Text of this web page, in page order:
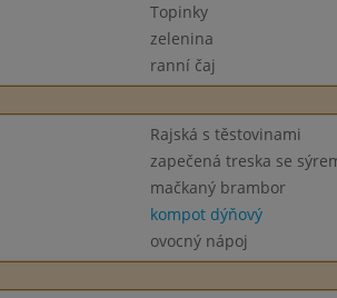
Topinky
zelenina
ranní čaj
Rajská s těstovinami
zapečená treska se
mačkaný brambor
kompot dýňový
ovocný nápoj